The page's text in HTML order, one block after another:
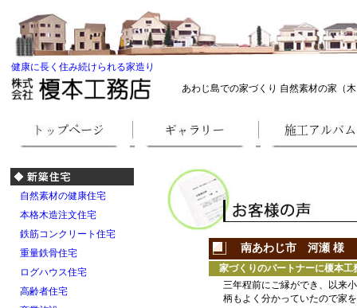
健康に長く住み続けられる家造り
あわじ島での家づくり 自然素材の家（木
自然素材の健康住宅
本格木造注文住宅
鉄筋コンクリート住宅
重量鉄骨住宅
ログハウス住宅
高齢者住宅
南あわじ市 河瀬 様
家づくりのパートナーに榎本工
三年程前にご縁ができ、以来
柄もよく分かっていたので家